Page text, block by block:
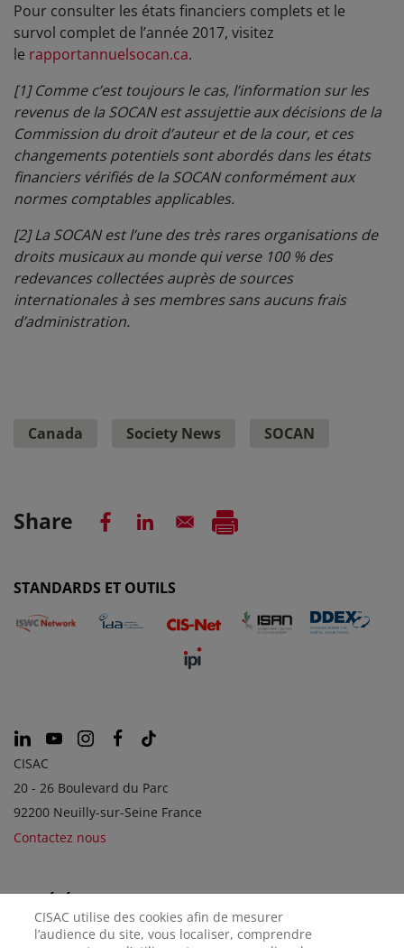
Pour consulter les états financiers complets et le
survol complet de l’année 2017, visitez
le rapportannuelsocan.ca.
[1]Comme c’est toujours le cas, l’information sur les
revenus de la SOCAN est assujettie aux décisions de la
Commission du droit d’auteur et de la cour, et ces
changements potentiels sont abordés dans les états
financiers vérifiés de la SOCAN conformément aux
normes comptables applicables.
[2]La SOCAN est l’une des très rares organisations de
droits musicaux au monde qui verse 100 % des
redevances collectées auprès de sources
internationales à ses membres sans aucuns frais
d’administration.
Canada Society News SOCAN
Share
STANDARDS ET OUTILS
CISAC
20 - 26 Boulevard du Parc
92200 Neuilly-sur-Seine France
Contactez nous
CISAC utilise des cookies afin de mesurer
l’audience du site, vous localiser, comprendre